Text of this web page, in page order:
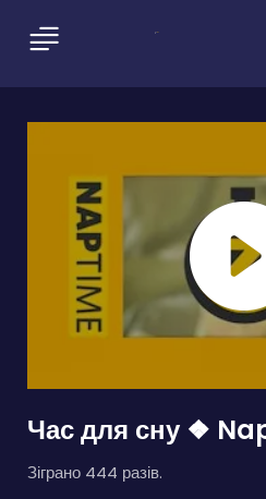
Час для сну ❖
Зіграно 444 разів.